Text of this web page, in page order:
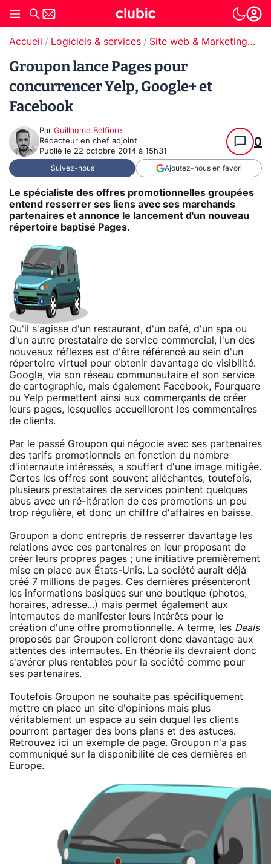
Accueil Logiciels & services Site web & Marketing Digital
Groupon lance Pages pour
concurrencer Yelp, Google+ et
Facebook
Par Guillaume Belfiore
Rédacteur en chef adjoint
Publié le 22 octobre 2014 à 15h31
0
Suivez-nous Ajoutez-nous en favori
Le spécialiste des offres promotionnelles groupées
entend resserrer ses liens avec ses marchands
partenaires et annonce le lancement d'un nouveau
répertoire baptisé Pages.
Qu'il s'agisse d'un restaurant, d'un café, d'un spa ou
d'un autre prestataire de service commercial, l'un des
nouveaux réflexes est d'être référencé au sein d'un
répertoire virtuel pour obtenir davantage de visibilité.
Google, via son réseau communautaire et son service
de cartographie, mais également Facebook, Fourquare
ou Yelp permettent ainsi aux commerçants de créer
leurs pages, lesquelles accueilleront les commentaires
de clients.
Par le passé Groupon qui négocie avec ses partenaires
des tarifs promotionnels en fonction du nombre
d'internaute intéressés, a souffert d'une image mitigée.
Certes les offres sont souvent alléchantes, toutefois,
plusieurs prestataires de services pointent quelques
abus avec un ré-itération de ces promotions un peu
trop régulière, et donc un chiffre d'affaires en baisse.
Groupon a donc entrepris de resserrer davantage les
relations avec ces partenaires en leur proposant de
créer leurs propres pages ; une initiative premièrement
mise en place aux États-Unis. La société aurait déjà
créé 7 millions de pages. Ces dernières présenteront
les informations basiques sur une boutique (photos,
horaires, adresse...) mais permet également aux
internautes de manifester leurs intérêts pour le
création d'une offre promotionnelle. A terme, les Deals
proposés par Groupon colleront donc davantage aux
attentes des internautes. En théorie ils devraient donc
s'avérer plus rentables pour la société comme pour
ses partenaires.
Toutefois Groupon ne souhaite pas spécifiquement
mettre en place un site d'opinions mais plus
véritablement un espace au sein duquel les clients
pourront partager des bons plans et des astuces.
Retrouvez ici un exemple de page. Groupon n'a pas
communiqué sur la disponibilité de ces dernières en
Europe.